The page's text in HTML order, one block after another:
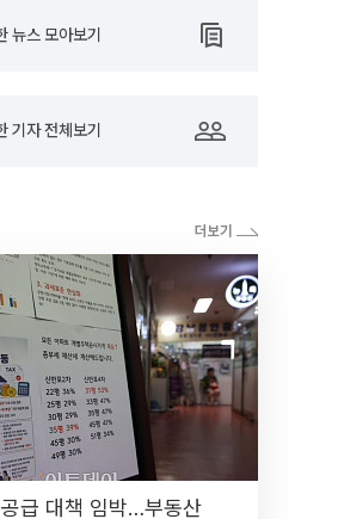
뉴스 모아보기
기자 전체보기
급 대책 임박…부동산